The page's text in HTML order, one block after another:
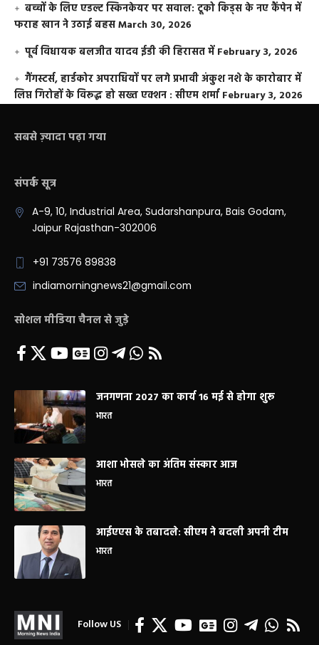
बच्चों के लिए एडल्ट स्किनकेयर पर सवाल: टूको किड्स के नए कैंपेन में
फराह खान ने उठाई बहसMarch 30, 2026
पूर्व विधायक बलजीत यादव ईडी की हिरासत में February 3, 2026
गैंगस्टर्स, हार्डकोर अपराधियों पर लगे प्रभावी अंकुश नशे के कारोबार में
लिप्त गिरोहों के विरूद्ध हो सख्त एक्शन : सीएम शर्मा February 3, 2026
सबसे ज़्यादा पढ़ा गया
संपर्क सूत्र
A-9, 10, Industrial Area, Sudarshanpura, Bais Godam,
Jaipur Rajasthan-302006
+91 73576 89838
indiamorningnews21@gmail.com
सोशल मीडिया चैनल से जुड़े
जनगणना 2027 का कार्य 16 मई से होगा शुरू
भारत
आशा भोसले का अंतिम संस्कार आज
भारत
आईएएस के तबादले: सीएम ने बदली अपनी टीम
भारत
Follow US